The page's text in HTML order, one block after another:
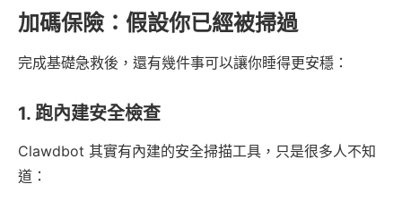
加碼保險：假設你已經被掃過
完成基礎急救後，還有幾件事可以讓你睡得更安穩：
1. 跑內建安全檢查
Clawdbot 其實有內建的安全掃描工具，只是很多人不知
道：